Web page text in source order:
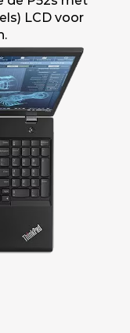
LCD voor